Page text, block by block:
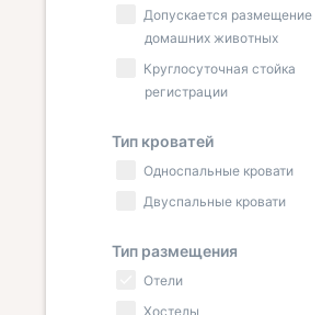
Допускается размещение
домашних животных
Круглосуточная стойка
регистрации
Тип кроватей
Односпальные кровати
Двуспальные кровати
Тип размещения
Отели
Хостелы